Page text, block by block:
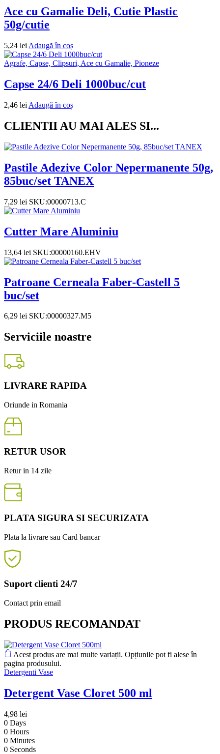
Ace cu Gamalie Deli, Cutie Plastic
50g/cutie
5,24 lei Adaugă în coș
Agrafe, Capse, Clipsuri, Ace cu Gamalie, Pioneze
Capse 24/6 Deli 1000buc/cut
2,46 lei Adaugă în coș
CLIENTII AU MAI ALES SI...
Pastile Adezive Color Nepermanente 50g,
85buc/set TANEX
7,29 lei SKU:00000713.C
Cutter Mare Aluminiu
13,64 lei SKU:00000160.EHV
Patroane Cerneala Faber-Castell 5
buc/set
6,29 lei SKU:00000327.M5
Serviciile noastre
LIVRARE RAPIDA
Oriunde in Romania
RETUR USOR
Retur in 14 zile
PLATA SIGURA SI SECURIZATA
Plata la livrare sau Card bancar
Suport clienti 24/7
Contact prin email
PRODUS RECOMANDAT
Acest produs are mai multe variații. Opțiunile pot fi alese în
pagina produsului.
Detergenti Vase
Detergent Vase Cloret 500 ml
4,98 lei
0 Days
0 Hours
0 Minutes
0 Seconds